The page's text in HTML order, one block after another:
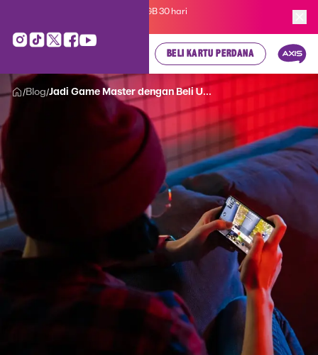
Kartu Perdana AXIS Suka-Suka 3GB 30 hari
BELI KARTU PERDANA
/Blog/Jadi Game Master dengan Beli U...